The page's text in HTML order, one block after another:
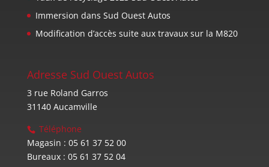
Immersion dans Sud Ouest Autos
Modification d’accès suite aux travaux sur la M820
Adresse Sud Ouest Autos
3 rue Roland Garros
31140 Aucamville
Téléphone
Magasin : 05 61 37 52 00
Bureaux : 05 61 37 52 04